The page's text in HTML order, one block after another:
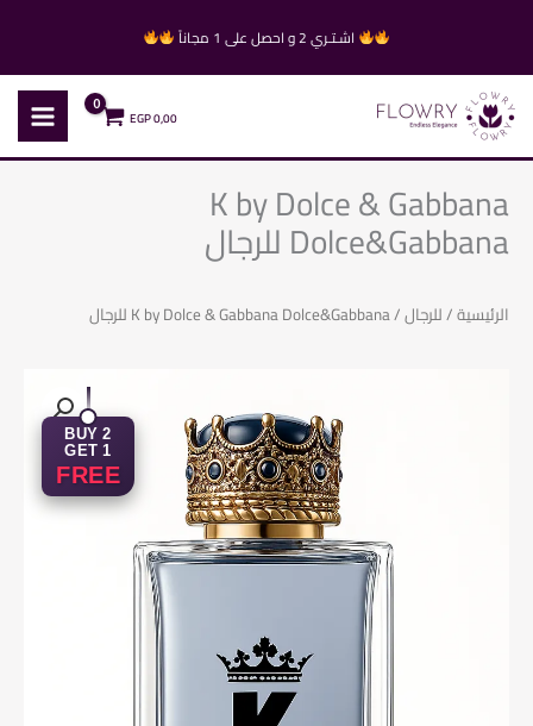
المحتوى
اشـتـري 2 و احصل على 1 مجاناً
0,00
EGP
K by Dolce & Gabbana
Dolce&Gabbana للرجال
الرئيسية/للرجال/ K by Dolce & Gabbana Dolce&Gabbana للرجال
BUY 2
GET 1
FREE